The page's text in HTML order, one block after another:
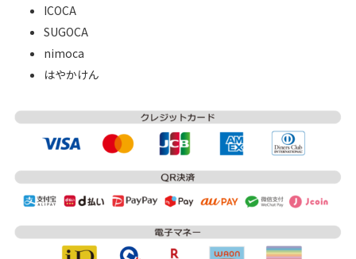
ICOCA
SUGOCA
nimoca
はやかけん